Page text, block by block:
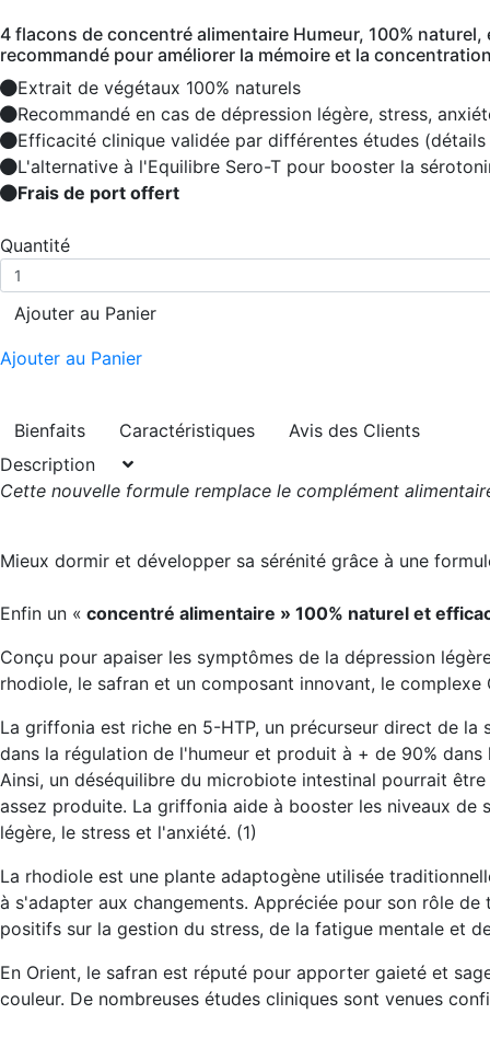
4 flacons de concentré alimentaire Humeur, 100%
recommandé pour améliorer la mémoire et la
Extrait de végétaux 100% naturels
Recommandé en cas de dépression légère, stress,
Efficacité clinique validée par différentes études (détails
L'alternative à l'Equilibre Sero-T pour booster la
Frais de port offert
Quantité
Ajouter au Panier
Ajouter au Panier
Bienfaits Caractéristiques
Avis des Clients
Description
Cette nouvelle formule remplace le complément
Mieux dormir et développer sa sérénité grâce à une
Enfin un « concentré alimentaire » 100% naturel et
Conçu pour apaiser les symptômes de la dépression
rhodiole, le safran et un composant innovant, le
La griffonia est riche en 5-HTP, un précurseur direct de
dans la régulation de l'humeur et produit à + de 90%
Ainsi, un déséquilibre du microbiote intestinal pourrait
assez produite. La griffonia aide à booster les niveaux de
légère, le stress et l'anxiété. (1)
La rhodiole est une plante adaptogène utilisée
à s'adapter aux changements. Appréciée pour son rôle de
positifs sur la gestion du stress, de la fatigue mentale et
En Orient, le safran est réputé pour apporter gaieté et
couleur. De nombreuses études cliniques sont venues